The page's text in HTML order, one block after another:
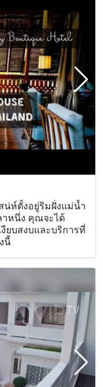
น่ห์ตั้งอยู่ริมฝั่งแม่น้ำ
าหนึ่ง คุณจะได้
ยบสงบและบริการที่
นี้